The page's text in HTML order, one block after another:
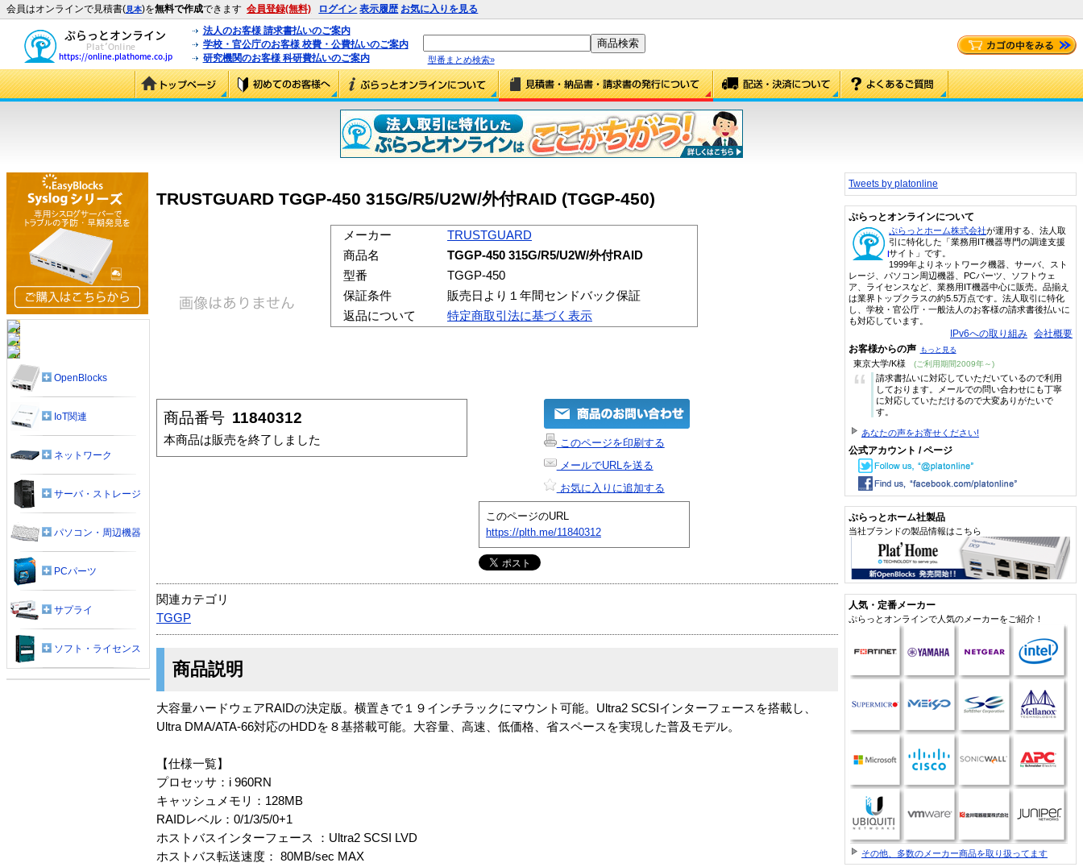
会員はオンラインで見積書(見本)を無料で作成できます 会員登録(無料) ログイン 表示履歴 お気に入りを見る
法人のお客様 請求書払いのご案内
学校・官公庁のお客様 校費・公費払いのご案内
研究機関のお客様 科研費払いのご案内
型番まとめ検索»
TRUSTGUARD TGGP-450 315G/R5/U2W/外付RAID (TGGP-450)
メーカー
TRUSTGUARD
商品名
TGGP-450 315G/R5/U2W/外付RAID
型番
TGGP-450
保証条件
販売日より１年間センドバック保証
返品について
特定商取引法に基づく表示
商品番号 11840312
本商品は販売を終了しました
このページを印刷する
メールでURLを送る
お気に入りに追加する
このページのURL
https://plth.me/11840312
関連カテゴリ
TGGP
商品説明
大容量ハードウェアRAIDの決定版。横置きで１９インチラックにマウント可能。Ultra2 SCSIインターフェースを搭載し、
Ultra DMA/ATA-66対応のHDDを８基搭載可能。大容量、高速、低価格、省スペースを実現した普及モデル。
【仕様一覧】
プロセッサ：i 960RN
キャッシュメモリ：128MB
RAIDレベル：0/1/3/5/0+1
ホストバスインターフェース ：Ultra2 SCSI LVD
ホストバス転送速度： 80MB/sec MAX
OpenBlocks
IoT関連
ネットワーク
サーバ・ストレージ
パソコン・周辺機器
PCパーツ
サプライ
ソフト・ライセンス
Tweets by platonline
ぷらっとオンラインについて
ぷらっとホーム株式会社が運用する、法人取
引に特化した「業務用IT機器専門の調達支援
サイト」です。
1999年よりネットワーク機器、サーバ、スト
レージ、パソコン周辺機器、PCパーツ、ソフトウェ
ア、ライセンスなど、業務用IT機器中心に販売。品揃え
は業界トップクラスの約5.5万点です。法人取引に特化
し、学校・官公庁・一般法人のお客様の請求書後払いに
も対応しています。
IPv6への取り組み 会社概要
お客様からの声 もっと見る
東京大学/K様 (ご利用期間2009年～)
“
請求書払いに対応していただいているので利用
しております。メールでの問い合わせにも丁寧
に対応していただけるので大変ありがたいで
す。
あなたの声をお寄せください!
公式アカウント / ページ
ぷらっとホーム社製品
当社ブランドの製品情報はこちら
人気・定番メーカー
ぷらっとオンラインで人気のメーカーをご紹介！
その他、多数のメーカー商品を取り扱ってます